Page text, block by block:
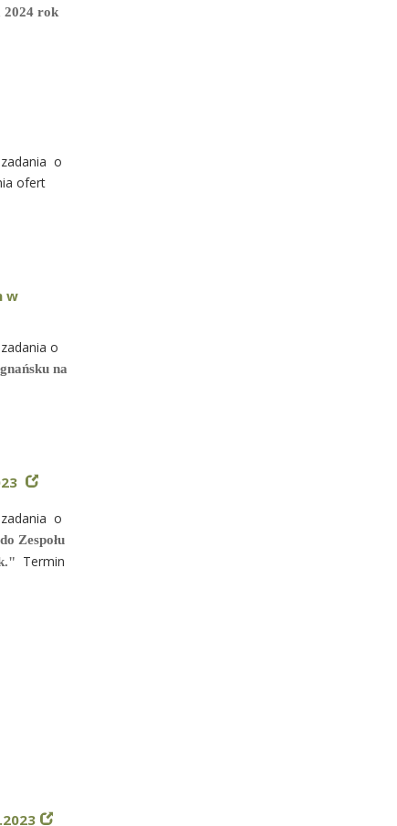
2024 rok
zadania o
ofert
w
o
na
zadania o
Zespołu
"
Termin